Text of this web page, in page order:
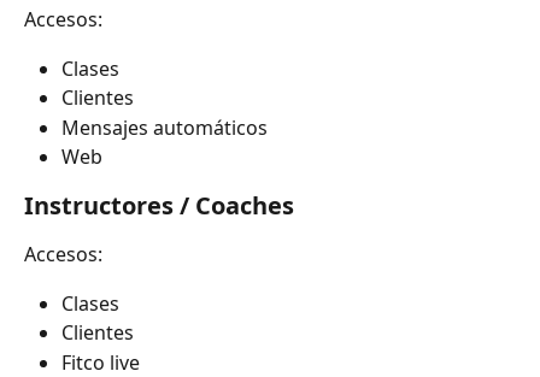
Accesos:
Clases
Clientes
Mensajes automáticos
Web
Instructores / Coaches
Accesos:
Clases
Clientes
Fitco live